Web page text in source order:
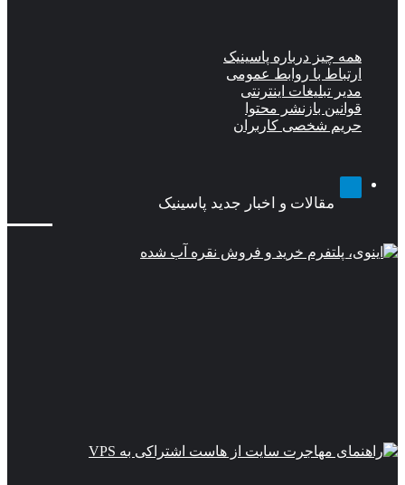
همه چیز درباره پاسینیک
ارتباط با روابط عمومی
مدیر تبلیغات اینترنتی
قوانین بازنشر محتوا
حریم شخصی کاربران
مقالات و اخبار جدید پاسینیک